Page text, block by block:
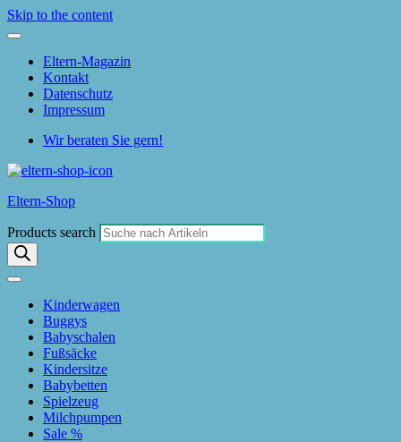
Skip to the content
Eltern-Magazin
Kontakt
Datenschutz
Impressum
Wir beraten Sie gern!
Eltern-Shop
Products search
Kinderwagen
Buggys
Babyschalen
Fußsäcke
Kindersitze
Babybetten
Spielzeug
Milchpumpen
Sale %